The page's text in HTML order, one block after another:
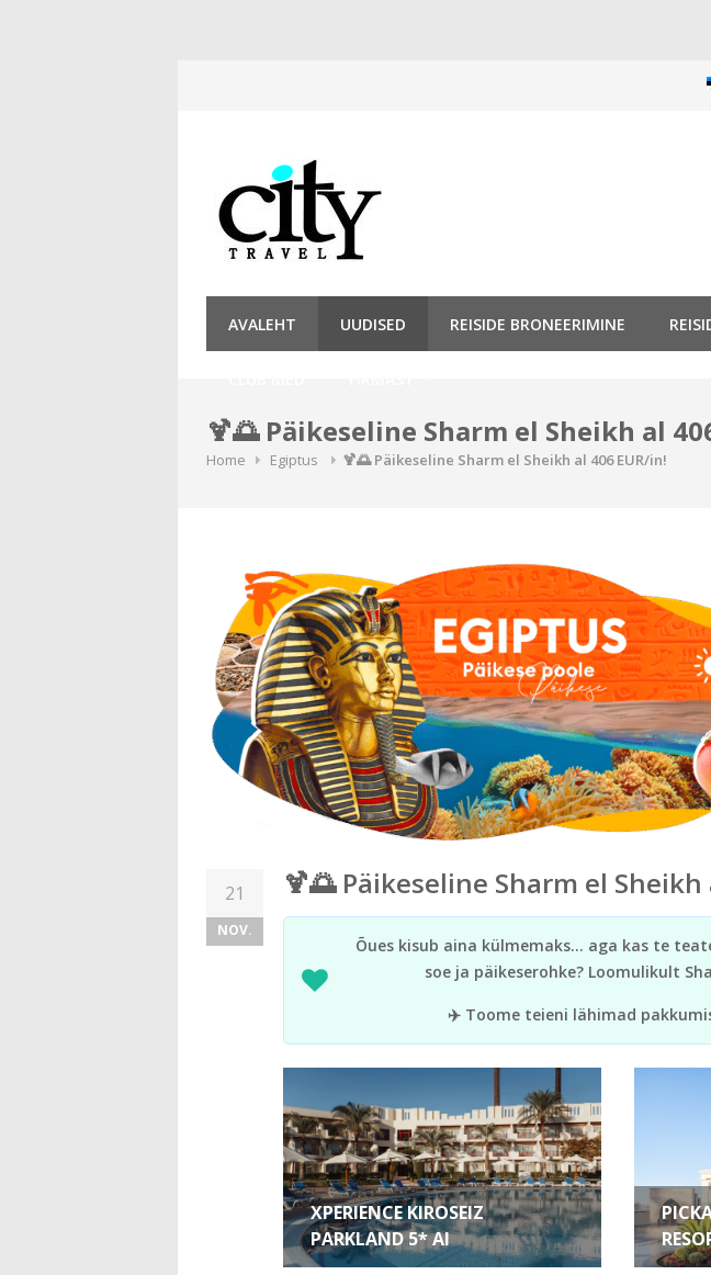
AVALEHT UUDISED REISIDE BRONEERIMINE
🍹🌅 Päikeseline Sharm el Sheikh al
Home Egiptus 🍹🌅 Päikeseline Sharm el Sheikh al 406 EUR/in!
21
NOV.
🍹🌅 Päikeseline Sharm el Sheikh
Õues kisub aina külmemaks… aga kas te
soe ja päikeserohke? Loomulikult
✈️ Toome teieni lähimad
XPERIENCE KIROSEIZ
PARKLAND 5* AI